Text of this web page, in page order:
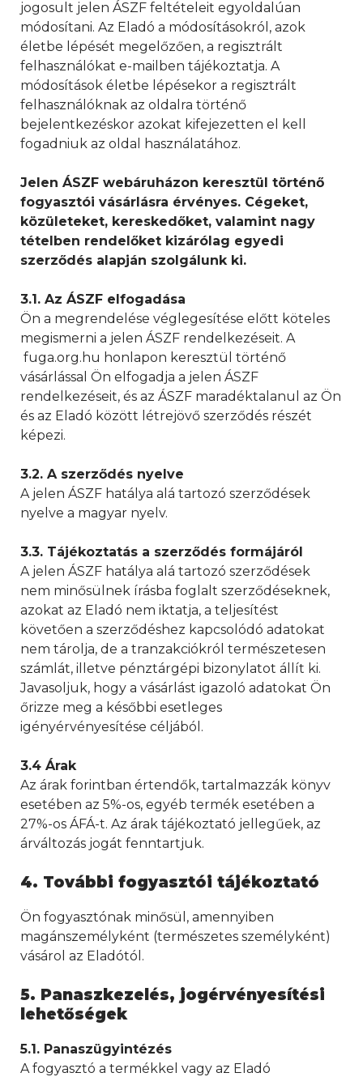
jogosult jelen ÁSZF feltételeit egyoldalúan
módosítani. Az Eladó a módosításokról, azok
életbe lépését megelőzően, a regisztrált
felhasználókat e-mailben tájékoztatja. A
módosítások életbe lépésekor a regisztrált
felhasználóknak az oldalra történő
bejelentkezéskor azokat kifejezetten el kell
fogadniuk az oldal használatához.
Jelen ÁSZF webáruházon keresztül történő
fogyasztói vásárlásra érvényes. Cégeket,
közületeket, kereskedőket, valamint nagy
tételben rendelőket kizárólag egyedi
szerződés alapján szolgálunk ki.
3.1. Az ÁSZF elfogadása
Ön a megrendelése véglegesítése előtt köteles
megismerni a jelen ÁSZF rendelkezéseit. A
fuga.org.hu honlapon keresztül történő
vásárlással Ön elfogadja a jelen ÁSZF
rendelkezéseit, és az ÁSZF maradéktalanul az Ön
és az Eladó között létrejövő szerződés részét
képezi.
3.2. A szerződés nyelve
A jelen ÁSZF hatálya alá tartozó szerződések
nyelve a magyar nyelv.
3.3. Tájékoztatás a szerződés formájáról
A jelen ÁSZF hatálya alá tartozó szerződések
nem minősülnek írásba foglalt szerződéseknek,
azokat az Eladó nem iktatja, a teljesítést
követően a szerződéshez kapcsolódó adatokat
nem tárolja, de a tranzakciókról természetesen
számlát, illetve pénztárgépi bizonylatot állít ki.
Javasoljuk, hogy a vásárlást igazoló adatokat Ön
őrizze meg a későbbi esetleges
igényérvényesítése céljából.
3.4 Árak
Az árak forintban értendők, tartalmazzák könyv
esetében az 5%-os, egyéb termék esetében a
27%-os ÁFÁ-t. Az árak tájékoztató jellegűek, az
árváltozás jogát fenntartjuk.
4. További fogyasztói tájékoztató
Ön fogyasztónak minősül, amennyiben
magánszemélyként (természetes személyként)
vásárol az Eladótól.
5. Panaszkezelés, jogérvényesítési
lehetőségek
5.1. Panaszügyintézés
A fogyasztó a termékkel vagy az Eladó